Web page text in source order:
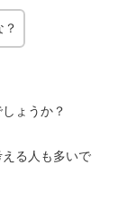
ょうか？
る人も多いで